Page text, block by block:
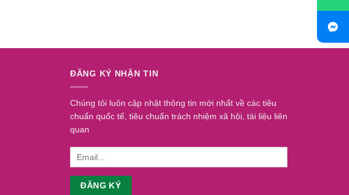
ĐĂNG KÝ NHẬN TIN
Chúng tôi luôn cập nhật thông tin mới nhất về các tiêu
chuẩn quốc tế, tiêu chuẩn trách nhiệm xã hội, tài liệu liên
quan